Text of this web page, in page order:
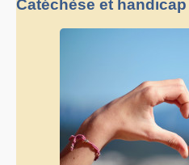
Catéchèse et handicap